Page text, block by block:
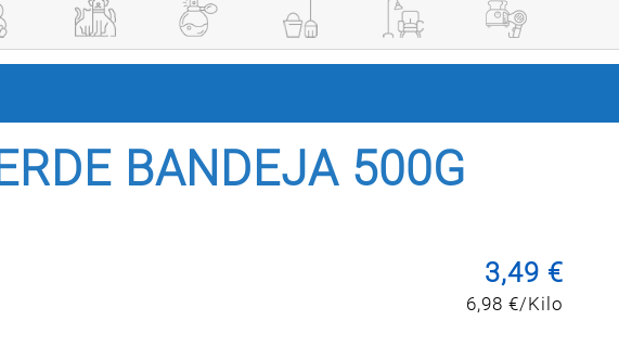
BANDEJA 500G
3,49 €
6,98 €/Kilo